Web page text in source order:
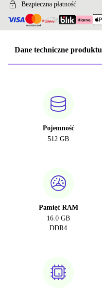
Bezpieczna płatność
Dane techniczne produktu
Pojemność
512 GB
Pamięć RAM
16.0 GB
DDR4